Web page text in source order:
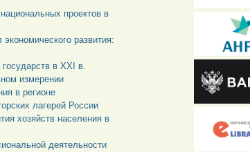
проектов в
развития:
в XXI в.
измерении
в регионе
лагерей России
хозяйств населения в
деятельности